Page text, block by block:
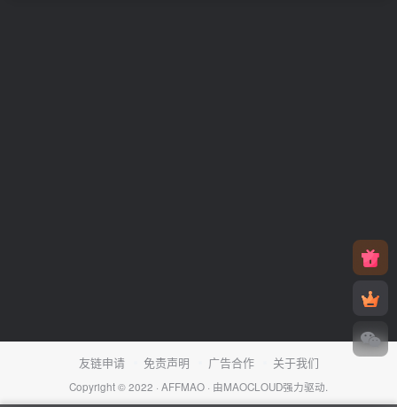
友链申请 免责声明 广告合作 关于我们
Copyright © 2022 · AFFMAO · 由MAOCLOUD强力驱动.